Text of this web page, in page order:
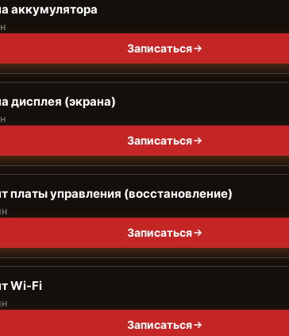
аккумулятора
Записаться
дисплея (экрана)
Записаться
платы управления (восстановление)
Записаться
Wi-Fi
Записаться